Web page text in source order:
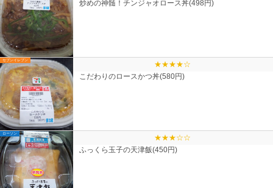
炒めの神髄！チンジャオロース丼(498円)
セブンイレブン
★★★★☆
こだわりのロースかつ丼(580円)
ローソン
★★★☆☆
ふっくら玉子の天津飯(450円)